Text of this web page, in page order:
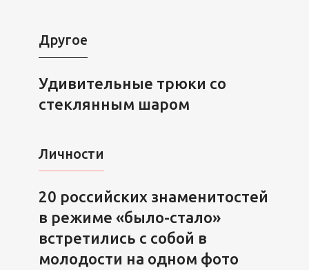
Другое
Удивительные трюки со
стеклянным шаром
Личности
20 российских знаменитостей
в режиме «было-стало»
встретились с собой в
молодости на одном фото